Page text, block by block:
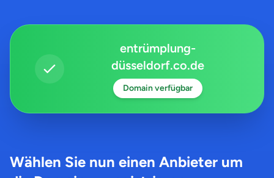
entrümplung-
düsseldorf.co.de
Domain verfügbar
Wählen Sie nun einen Anbieter um